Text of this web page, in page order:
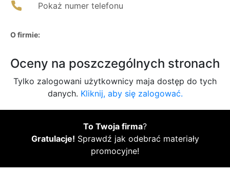
Pokaż numer telefonu
O firmie:
Oceny na poszczególnych stronach
Tylko zalogowani użytkownicy maja dostęp do tych
danych. Kliknij, aby się zalogować.
To Twoja firma?
Gratulacje! Sprawdź jak odebrać materiały
promocyjne!